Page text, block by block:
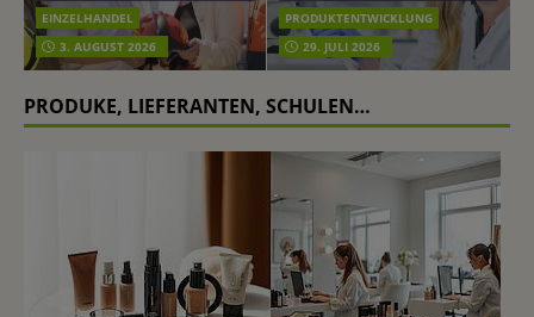
EINZELHANDEL
3. AUGUST 2026
PRODUKTENTWICKLUNG
29. JULI 2026
PRODUKE, LIEFERANTEN, SCHULEN…